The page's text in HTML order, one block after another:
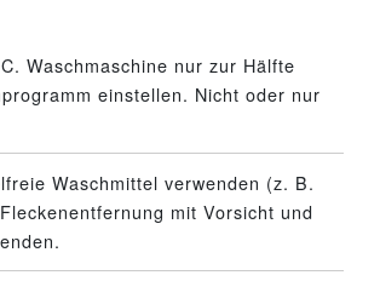
Waschmaschine nur zur Hälfte
einstellen. Nicht oder nur
Waschmittel verwenden (z. B.
mit Vorsicht und